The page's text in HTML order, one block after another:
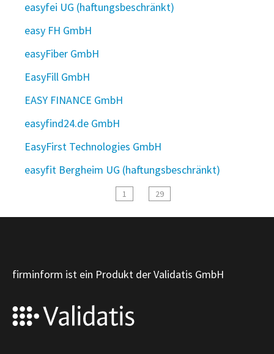
easyfei UG (haftungsbeschränkt)
easy FH GmbH
easyFiber GmbH
EasyFill GmbH
EASY FINANCE GmbH
easyfind24.de GmbH
EasyFirst Technologies GmbH
easyfit Bergheim UG (haftungsbeschränkt)
1 29
firminform ist ein Produkt der Validatis GmbH